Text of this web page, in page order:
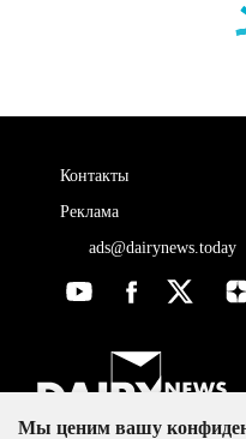
Контакты
Реклама
ads@dairynews.today
Мы ценим вашу